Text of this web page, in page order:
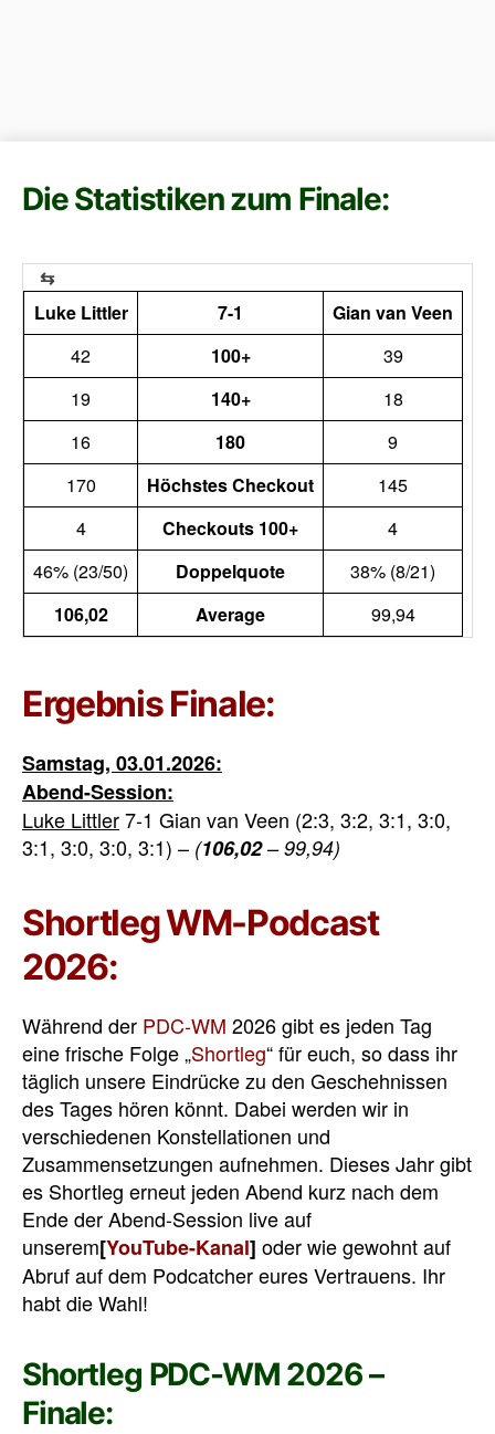
Die Statistiken zum Finale:
Luke Littler 7-1
Gian van Veen
42
100+
39
19
140+
18
16
180
9
170
Höchstes Checkout
145
4
Checkouts 100+
4
46% (23/50)
Doppelquote
38% (8/21)
106,02
Average 99,94
Ergebnis Finale:
Samstag, 03.01.2026:
Abend-Session:
Luke Littler7-1 Gian van Veen (2:3, 3:2, 3:1, 3:0,
3:1, 3:0, 3:0, 3:1) – (106,02– 99,94)
Shortleg WM-Podcast
2026:
Während der PDC-WM 2026 gibt es jeden Tag
eine frische Folge „Shortleg“ für euch, so dass ihr
täglich unsere Eindrücke zu den Geschehnissen
des Tages hören könnt. Dabei werden wir in
verschiedenen Konstellationen und
Zusammensetzungen aufnehmen. Dieses Jahr gibt
es Shortleg erneut jeden Abend kurz nach dem
Ende der Abend-Session live auf
unserem[YouTube-Kanal] oder wie gewohnt auf
Abruf auf dem Podcatcher eures Vertrauens. Ihr
habt die Wahl!
Shortleg PDC-WM 2026 –
Finale: